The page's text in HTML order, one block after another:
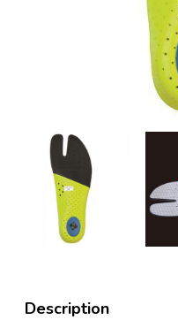
Description